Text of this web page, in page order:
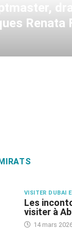
Renata
VISITER DUBAI
Les
visiter à
14 mars